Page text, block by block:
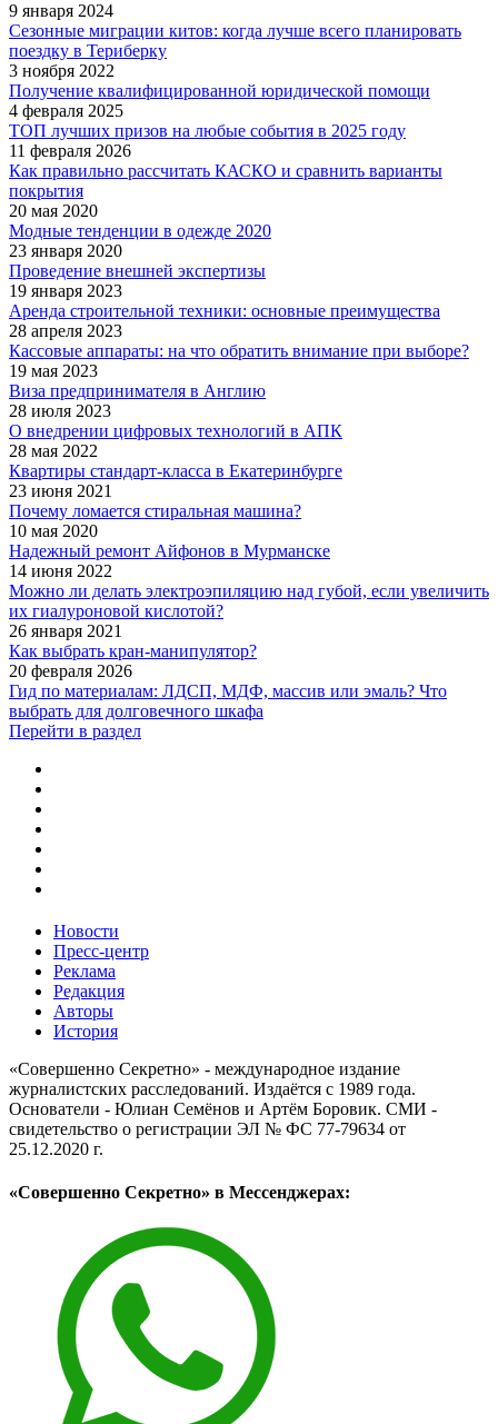
9 января 2024
Сезонные миграции китов: когда лучше всего планировать
поездку в Териберку
3 ноября 2022
Получение квалифицированной юридической помощи
4 февраля 2025
ТОП лучших призов на любые события в 2025 году
11 февраля 2026
Как правильно рассчитать КАСКО и сравнить варианты
покрытия
20 мая 2020
Модные тенденции в одежде 2020
23 января 2020
Проведение внешней экспертизы
19 января 2023
Аренда строительной техники: основные преимущества
28 апреля 2023
Кассовые аппараты: на что обратить внимание при выборе?
19 мая 2023
Виза предпринимателя в Англию
28 июля 2023
О внедрении цифровых технологий в АПК
28 мая 2022
Квартиры стандарт-класса в Екатеринбурге
23 июня 2021
Почему ломается стиральная машина?
10 мая 2020
Надежный ремонт Айфонов в Мурманске
14 июня 2022
Можно ли делать электроэпиляцию над губой, если увеличить
их гиалуроновой кислотой?
26 января 2021
Как выбрать кран-манипулятор?
20 февраля 2026
Гид по материалам: ЛДСП, МДФ, массив или эмаль? Что
выбрать для долговечного шкафа
Перейти в раздел
Новости
Пресс-центр
Реклама
Редакция
Авторы
История
«Совершенно Секретно» - международное издание
журналистских расследований. Издаётся с 1989 года.
Основатели - Юлиан Семёнов и Артём Боровик. CМИ -
свидетельство о регистрации ЭЛ № ФС 77-79634 от
25.12.2020 г.
«Совершенно Секретно» в Мессенджерах: